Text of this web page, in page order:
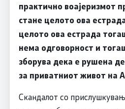
практично воајеризмот
стане целото ова
целото ова естрада
нема одговорност и
зборува дека е рушена
за приватниот живот на
Скандалот со